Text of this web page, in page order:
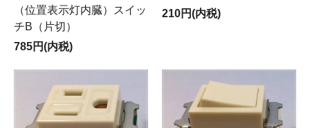
（位置表示灯内臓）スイッ
チB（片切）
785円(内税)
210円(内税)